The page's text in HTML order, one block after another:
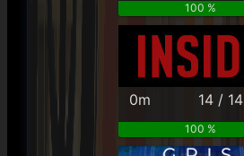
100 %
0m 14 / 14
100 %